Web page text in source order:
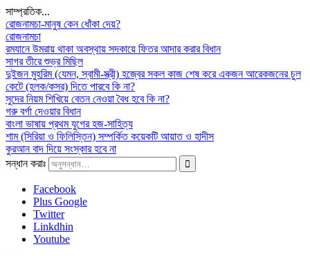
সাম্প্রতিক...
রোজনামচা-মানুষ কেন ধোঁকা দেয়?
রোজনামচা
রমযানে উমরায় থাকা অবস্থায় সদকায়ে ফিতর আদার করার বিধান
সাগর তীরে শুভ্র মিছিল
দুইজন মুহরিম (যেমন, স্বামী-স্ত্রী) হজ্বের সকল কাজ শেষ করে একজন আরেকজনের চুল
কেটে (হলক/কসর) দিতে পারবে কি না?
সুদের নিয়ম শিখিয়ে বেতন নেওয়া বৈধ হবে কি না?
গরু বর্গা দেওয়ার বিধান
বাংলা ভাষায় প্রথম যুগের হজ-সাহিত্য
শাম (সিরিয়া ও ফিলিস্তিন) সম্পর্কিত কয়েকটি আয়াত ও হাদীস
কুরআন বাদ দিয়ে সংস্কার হবে না
সন্ধান করাঃ
Facebook
Plus Google
Twitter
Linkdhin
Youtube